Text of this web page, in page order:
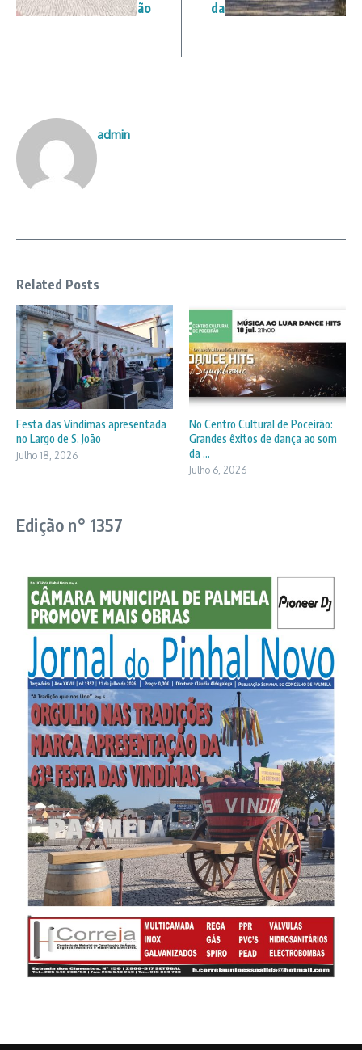
ão
da
admin
Related Posts
Festa das Vindimas apresentada
no Largo de S. João
Julho 18, 2026
No Centro Cultural de Poceirão:
Grandes êxitos de dança ao som
da ...
Julho 6, 2026
Edição n° 1357